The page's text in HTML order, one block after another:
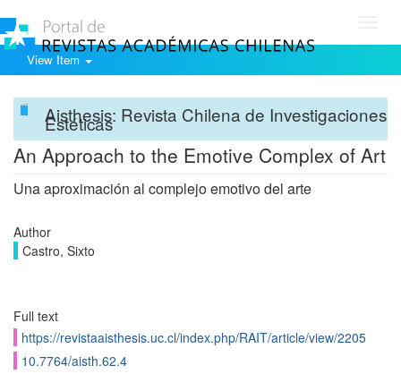
View Item
Aisthesis: Revista Chilena de Investigaciones
Estéticas
An Approach to the Emotive Complex of Art
Una aproximación al complejo emotivo del arte
Author
Castro, Sixto
Full text
https://revistaaisthesis.uc.cl/index.php/RAIT/article/view/2205
10.7764/aisth.62.4